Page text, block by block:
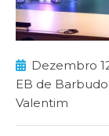
Dezembro
EB de Barbudo
Valentim